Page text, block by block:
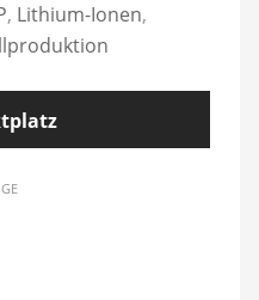
, Lithium-Ionen,